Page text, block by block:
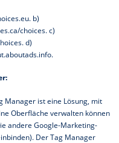
. b)
choices. c)
. d)
.
Manager ist eine Lösung, mit
Oberfläche verwalten können
andere Google-Marketing-
Der Tag Manager